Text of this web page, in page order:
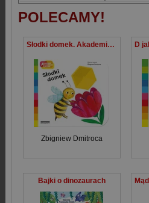
POLECAMY!
Słodki domek. Akademia mądrego dziecka. A to ciekawe
Zbigniew Dmitroca
Bajki o dinozaurach